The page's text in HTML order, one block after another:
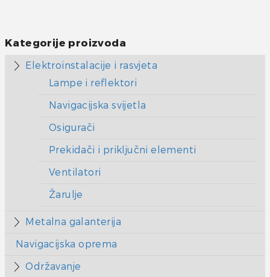
Kategorije proizvoda
Elektroinstalacije i rasvjeta
Lampe i reflektori
Navigacijska svijetla
Osigurači
Prekidači i priključni elementi
Ventilatori
Žarulje
Metalna galanterija
Navigacijska oprema
Održavanje